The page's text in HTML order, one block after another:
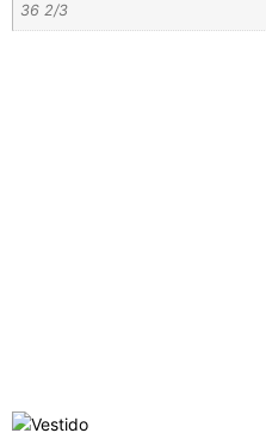
36 2/3